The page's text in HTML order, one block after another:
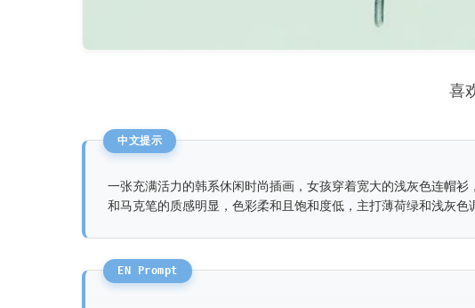
喜
一张充满活力的韩系休闲时尚插画，女孩穿着宽大的浅灰色连帽
和马克笔的质感明显，色彩柔和且饱和度低，主打薄荷绿和浅灰色